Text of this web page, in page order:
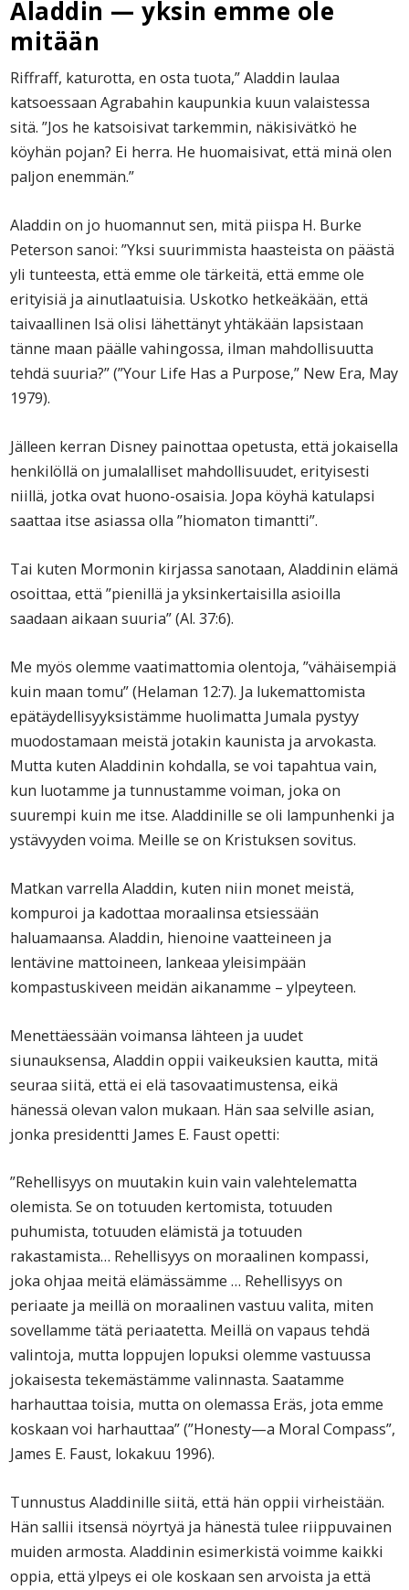
Aladdin — yksin emme ole
mitään
Riffraff, katurotta, en osta tuota,” Aladdin laulaa
katsoessaan Agrabahin kaupunkia kuun valaistessa
sitä. ”Jos he katsoisivat tarkemmin, näkisivätkö he
köyhän pojan? Ei herra. He huomaisivat, että minä olen
paljon enemmän.”
Aladdin on jo huomannut sen, mitä piispa H. Burke
Peterson sanoi: ”Yksi suurimmista haasteista on päästä
yli tunteesta, että emme ole tärkeitä, että emme ole
erityisiä ja ainutlaatuisia. Uskotko hetkeäkään, että
taivaallinen Isä olisi lähettänyt yhtäkään lapsistaan
tänne maan päälle vahingossa, ilman mahdollisuutta
tehdä suuria?” (”Your Life Has a Purpose,” New Era, May
1979).
Jälleen kerran Disney painottaa opetusta, että jokaisella
henkilöllä on jumalalliset mahdollisuudet, erityisesti
niillä, jotka ovat huono-osaisia. Jopa köyhä katulapsi
saattaa itse asiassa olla ”hiomaton timantti”.
Tai kuten Mormonin kirjassa sanotaan, Aladdinin elämä
osoittaa, että ”pienillä ja yksinkertaisilla asioilla
saadaan aikaan suuria” (Al. 37:6).
Me myös olemme vaatimattomia olentoja, ”vähäisempiä
kuin maan tomu” (Helaman 12:7). Ja lukemattomista
epätäydellisyyksistämme huolimatta Jumala pystyy
muodostamaan meistä jotakin kaunista ja arvokasta.
Mutta kuten Aladdinin kohdalla, se voi tapahtua vain,
kun luotamme ja tunnustamme voiman, joka on
suurempi kuin me itse. Aladdinille se oli lampunhenki ja
ystävyyden voima. Meille se on Kristuksen sovitus.
Matkan varrella Aladdin, kuten niin monet meistä,
kompuroi ja kadottaa moraalinsa etsiessään
haluamaansa. Aladdin, hienoine vaatteineen ja
lentävine mattoineen, lankeaa yleisimpään
kompastuskiveen meidän aikanamme – ylpeyteen.
Menettäessään voimansa lähteen ja uudet
siunauksensa, Aladdin oppii vaikeuksien kautta, mitä
seuraa siitä, että ei elä tasovaatimustensa, eikä
hänessä olevan valon mukaan. Hän saa selville asian,
jonka presidentti James E. Faust opetti:
”Rehellisyys on muutakin kuin vain valehtelematta
olemista. Se on totuuden kertomista, totuuden
puhumista, totuuden elämistä ja totuuden
rakastamista… Rehellisyys on moraalinen kompassi,
joka ohjaa meitä elämässämme … Rehellisyys on
periaate ja meillä on moraalinen vastuu valita, miten
sovellamme tätä periaatetta. Meillä on vapaus tehdä
valintoja, mutta loppujen lopuksi olemme vastuussa
jokaisesta tekemästämme valinnasta. Saatamme
harhauttaa toisia, mutta on olemassa Eräs, jota emme
koskaan voi harhauttaa” (”Honesty—a Moral Compass”,
James E. Faust, lokakuu 1996).
Tunnustus Aladdinille siitä, että hän oppii virheistään.
Hän sallii itsensä nöyrtyä ja hänestä tulee riippuvainen
muiden armosta. Aladdinin esimerkistä voimme kaikki
oppia, että ylpeys ei ole koskaan sen arvoista ja että